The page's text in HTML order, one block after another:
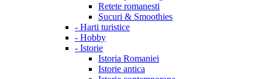
Retete romanesti
Sucuri & Smoothies
- Harti turistice
- Hobby
- Istorie
Istoria Romaniei
Istorie antica